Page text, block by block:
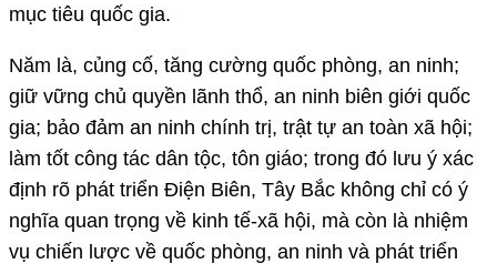
mục tiêu quốc gia.
Năm là, củng cố, tăng cường quốc phòng, an ninh;
giữ vững chủ quyền lãnh thổ, an ninh biên giới quốc
gia; bảo đảm an ninh chính trị, trật tự an toàn xã hội;
làm tốt công tác dân tộc, tôn giáo; trong đó lưu ý xác
định rõ phát triển Điện Biên, Tây Bắc không chỉ có ý
nghĩa quan trọng về kinh tế-xã hội, mà còn là nhiệm
vụ chiến lược về quốc phòng, an ninh và phát triển